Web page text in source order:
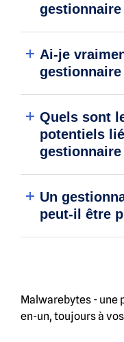
gestionnaire
Ai-je
Quels sont
potentiels
Un
peut-il être
Malwarebytes -
en-un, toujours à